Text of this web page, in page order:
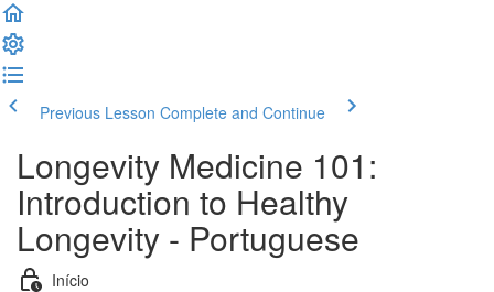
Previous Lesson Complete and Continue
Longevity Medicine 101:
Introduction to Healthy
Longevity - Portuguese
Início